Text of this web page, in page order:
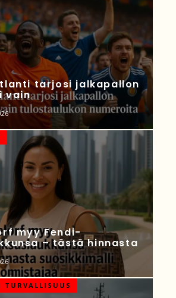
tarjosi jalkapallon
vain
myy Fendi-
– tästä hinnasta